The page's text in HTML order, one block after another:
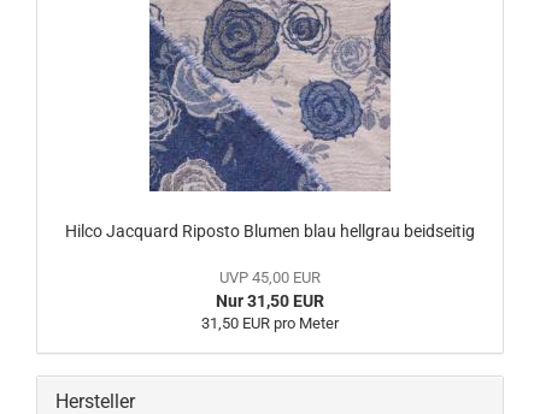
Hilco Jacquard Riposto Blumen blau hellgrau beidseitig
UVP 45,00 EUR
Nur 31,50 EUR
31,50 EUR pro Meter
Hersteller